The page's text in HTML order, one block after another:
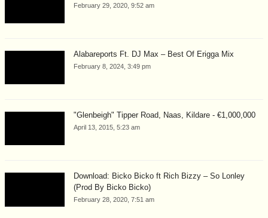
February 29, 2020, 9:52 am
Alabareports Ft. DJ Max – Best Of Erigga Mix
February 8, 2024, 3:49 pm
"Glenbeigh" Tipper Road, Naas, Kildare - €1,000,000
April 13, 2015, 5:23 am
Download: Bicko Bicko ft Rich Bizzy – So Lonley
(Prod By Bicko Bicko)
February 28, 2020, 7:51 am